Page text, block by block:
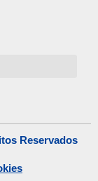
Reservados